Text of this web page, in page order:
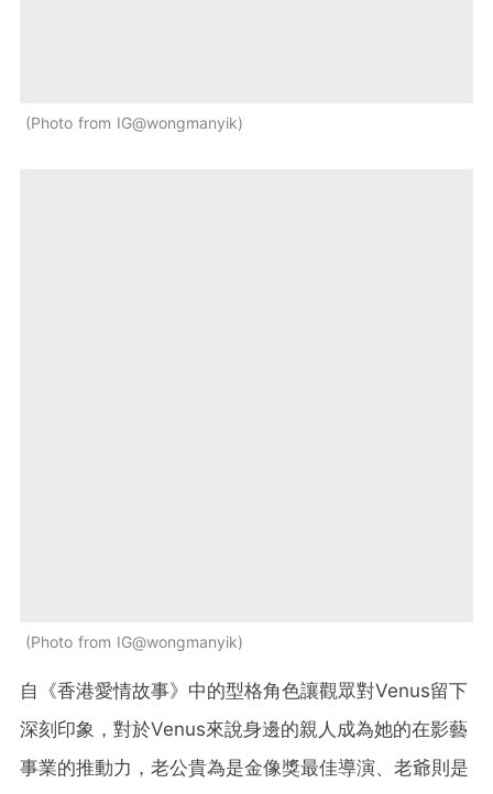
Photo from IG@wongmanyik
Photo from IG@wongmanyik
自《香港愛情故事》中的型格角色讓觀眾對Venus留下
深刻印象，對於Venus來說身邊的親人成為她的在影藝
事業的推動力，老公貴為是金像獎最佳導演、老爺則是